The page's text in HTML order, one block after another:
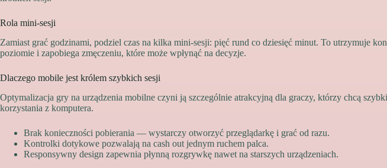
Rola mini‑sesji
Zamiast grać godzinami, podziel czas na kilka mini‑sesji: pięć rund co dziesięć minut. To utrzymuje
poziomie i zapobiega zmęczeniu, które może wpłynąć na decyzje.
Dlaczego mobile jest królem szybkich sesji
Optymalizacja gry na urządzenia mobilne czyni ją szczególnie atrakcyjną dla graczy, którzy chcą
korzystania z komputera.
Brak konieczności pobierania — wystarczy otworzyć przeglądarkę i grać od razu.
Kontrolki dotykowe pozwalają na cash out jednym ruchem palca.
Responsywny design zapewnia płynną rozgrywkę nawet na starszych urządzeniach.